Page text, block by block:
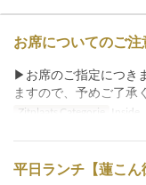
お席についてのご注
▶お席のご指定につき
ますので、予めご了承
Zitplaats Categorie
平日ランチ【蓮こん